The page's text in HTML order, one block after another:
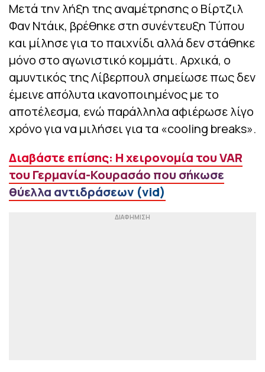
Μετά την λήξη της αναμέτρησης ο Βίρτζιλ
Φαν Ντάικ, βρέθηκε στη συνέντευξη Τύπου
και μίλησε για το παιχνίδι αλλά δεν στάθηκε
μόνο στο αγωνιστικό κομμάτι. Αρχικά, ο
αμυντικός της Λίβερπουλ σημείωσε πως δεν
έμεινε απόλυτα ικανοποιημένος με το
αποτέλεσμα, ενώ παράλληλα αφιέρωσε λίγο
χρόνο για να μιλήσει για τα «cooling breaks».
Διαβάστε επίσης: Η χειρονομία του VAR
του Γερμανία-Κουρασάο που σήκωσε
θύελλα αντιδράσεων (vid)